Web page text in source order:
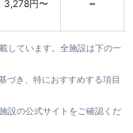
3,278円〜
しています。全施設は下の一
づき、特におすすめする項目
設の公式サイトをご確認くだ